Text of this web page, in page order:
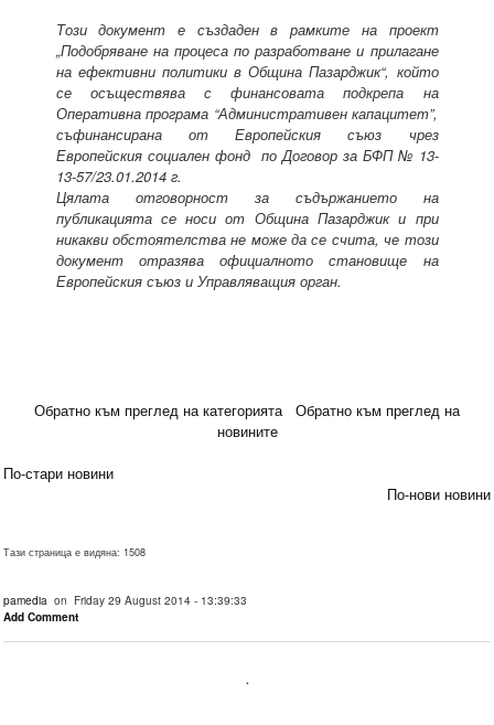
Този документ е създаден в рамките на проект
„Подобряване на процеса по разработване и прилагане
на ефективни политики в Община Пазарджик“, който
се осъществява с финансовата подкрепа на
Оперативна програма “Административен капацитет”,
съфинансирана от Европейския съюз чрез
Европейския социален фонд по Договор за БФП № 13-
13-57/23.01.2014 г.
Цялата отговорност за съдържанието на
публикацията се носи от Община Пазарджик и при
никакви обстоятелства не може да се счита, че този
документ отразява официалното становище на
Европейския съюз и Управляващия орган.
Обратно към преглед на категорията
Обратно към преглед на
новините
По-стари новини
По-нови новини
Тази страница е видяна: 1508
pamedia on Friday 29 August 2014 - 13:39:33
Add Comment
.